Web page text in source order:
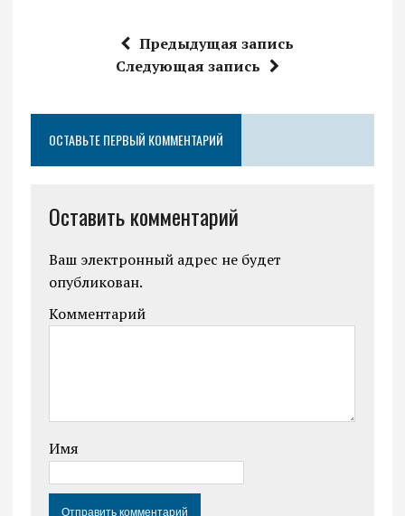
Предыдущая запись
Следующая запись
ОСТАВЬТЕ ПЕРВЫЙ КОММЕНТАРИЙ
Оставить комментарий
Ваш электронный адрес не будет
опубликован.
Комментарий
Имя